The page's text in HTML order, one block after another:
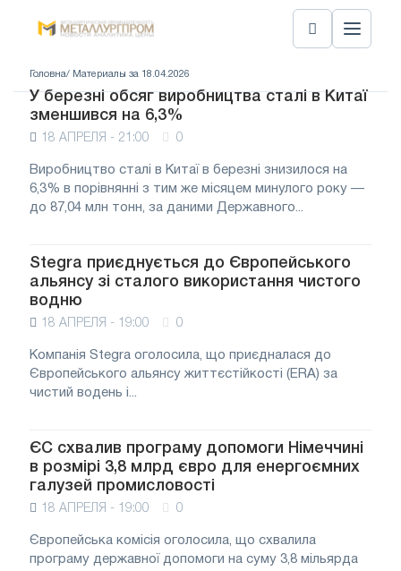
Головна/ Материалы за 18.04.2026
У березні обсяг виробництва сталі в Китаї
зменшився на 6,3%
18 АПРЕЛЯ - 21:00 0
Виробництво сталі в Китаї в березні знизилося на
6,3% в порівнянні з тим же місяцем минулого року —
до 87,04 млн тонн, за даними Державного...
Stegra приєднується до Європейського
альянсу зі сталого використання чистого
водню
18 АПРЕЛЯ - 19:00 0
Компанія Stegra оголосила, що приєдналася до
Європейського альянсу життєстійкості (ERA) за
чистий водень і...
ЄС схвалив програму допомоги Німеччині
в розмірі 3,8 млрд євро для енергоємних
галузей промисловості
18 АПРЕЛЯ - 19:00 0
Європейська комісія оголосила, що схвалила
програму державної допомоги на суму 3,8 мільярда